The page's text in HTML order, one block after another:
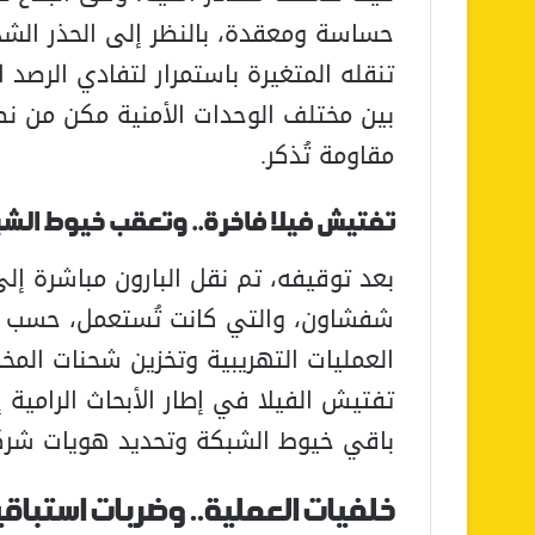
حساسة ومعقدة، بالنظر إلى الحذر
تنقله المتغيرة باستمرار لتفادي
بين مختلف الوحدات الأمنية مكن
مقاومة تُذكر.
تفتيش فيلا فاخرة.. وتعقب خيوط
بعد توقيفه، تم نقل البارون مباشرة
شفشاون، والتي كانت تُستعمل، حسب
العمليات التهريبية وتخزين شحنات
تفتيش الفيلا في إطار الأبحاث
باقي خيوط الشبكة وتحديد هويات
خلفيات العملية.. وضربات